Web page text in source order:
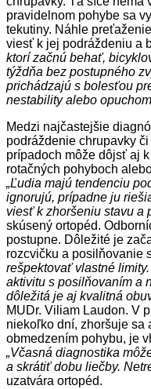
pravidelnom pohybe sa
tekutiny. Náhle
viesť k jej podráždeniu a
ktorí začnú behať,
týždňa bez postupného
prichádzajú s bolesťou
nestability alebo
Medzi najčastejšie
podráždenie chrupavky
prípadoch môže dôjsť aj
rotačných pohyboch
„Ľudia majú tendenciu
ignorujú, prípadne ju
viesť k zhoršeniu stavu a
skúsený ortopéd.
postupne. Dôležité je
rozcvičku a posilňovanie
rešpektovať vlastné
aktivitu s posilňovaním a
dôležitá je aj kvalitná
MUDr. Viliam Laudon. V
niekoľko dní, zhoršuje sa
obmedzením pohybu, je
„Včasná diagnostika
a skrátiť dobu liečby.
uzatvára ortopéd.